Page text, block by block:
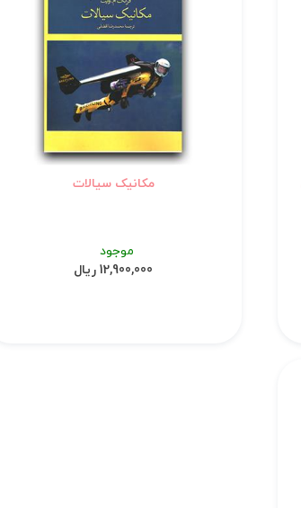
مکانیک سیالات
موجود
12,900,000 ریال